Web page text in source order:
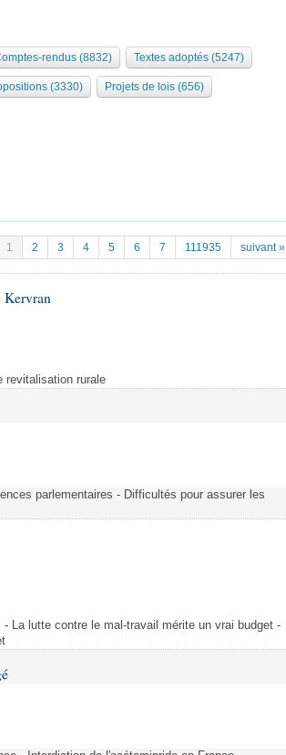
rendus (8832) Textes adoptés (5247)
(3330) Projets de lois (656)
1 2 3 4 5 6 7 111935 suivant »
Kervran
revitalisation rurale
parlementaires - Difficultés pour assurer les
La lutte contre le mal-travail mérite un vrai budget -